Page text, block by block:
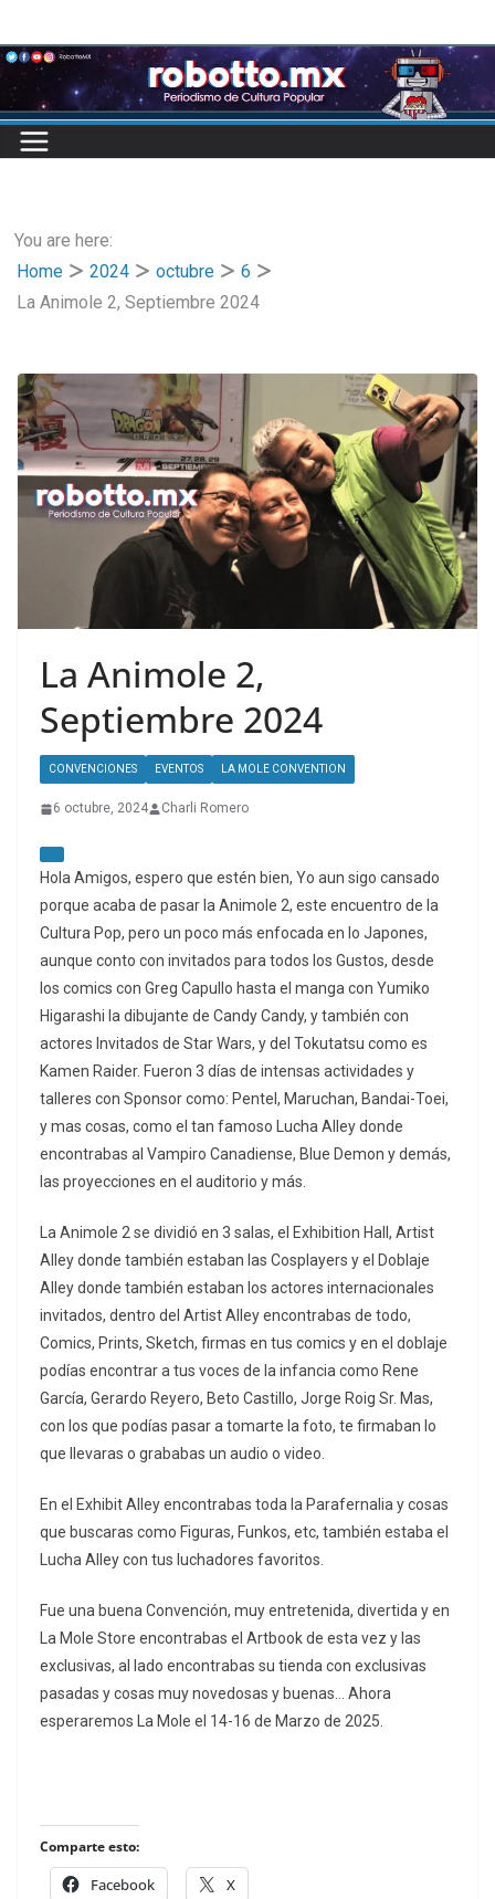
to
content
You are here:
Home
2024 octubre
6
La Animole 2, Septiembre 2024
La Animole 2,
Septiembre 2024
CONVENCIONES EVENTOS LA MOLE CONVENTION
6 octubre, 2024 Charli Romero
Hola Amigos, espero que estén bien, Yo aun sigo cansado
porque acaba de pasar la Animole 2, este encuentro de la
Cultura Pop, pero un poco más enfocada en lo Japones,
aunque conto con invitados para todos los Gustos, desde
los comics con Greg Capullo hasta el manga con Yumiko
Higarashi la dibujante de Candy Candy, y también con
actores Invitados de Star Wars, y del Tokutatsu como es
Kamen Raider. Fueron 3 días de intensas actividades y
talleres con Sponsor como: Pentel, Maruchan, Bandai-Toei,
y mas cosas, como el tan famoso Lucha Alley donde
encontrabas al Vampiro Canadiense, Blue Demon y demás,
las proyecciones en el auditorio y más.
La Animole 2 se dividió en 3 salas, el Exhibition Hall, Artist
Alley donde también estaban las Cosplayers y el Doblaje
Alley donde también estaban los actores internacionales
invitados, dentro del Artist Alley encontrabas de todo,
Comics, Prints, Sketch, firmas en tus comics y en el doblaje
podías encontrar a tus voces de la infancia como Rene
García, Gerardo Reyero, Beto Castillo, Jorge Roig Sr. Mas,
con los que podías pasar a tomarte la foto, te firmaban lo
que llevaras o grababas un audio o video.
En el Exhibit Alley encontrabas toda la Parafernalia y cosas
que buscaras como Figuras, Funkos, etc, también estaba el
Lucha Alley con tus luchadores favoritos.
Fue una buena Convención, muy entretenida, divertida y en
La Mole Store encontrabas el Artbook de esta vez y las
exclusivas, al lado encontrabas su tienda con exclusivas
pasadas y cosas muy novedosas y buenas… Ahora
esperaremos La Mole el 14-16 de Marzo de 2025.
Comparte esto:
Facebook X